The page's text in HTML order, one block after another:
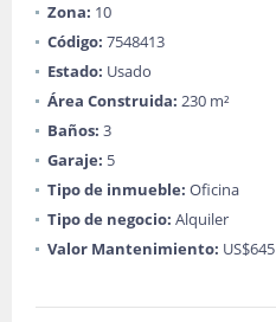
Zona: 10
Código: 7548413
Estado: Usado
Área Construida: 230 m²
Baños: 3
Garaje: 5
Tipo de inmueble: Oficina
Tipo de negocio: Alquiler
Valor Mantenimiento: US$645